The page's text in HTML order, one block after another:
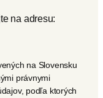
na adresu:
na Slovensku
právnymi
podľa ktorých